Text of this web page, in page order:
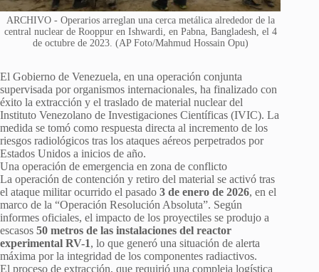
ARCHIVO - Operarios arreglan una cerca metálica alrededor de la
central nuclear de Rooppur en Ishwardi, en Pabna, Bangladesh, el 4
de octubre de 2023. (AP Foto/Mahmud Hossain Opu)
El Gobierno de Venezuela, en una operación conjunta
supervisada por organismos internacionales, ha finalizado con
éxito la extracción y el traslado de material nuclear del
Instituto Venezolano de Investigaciones Científicas (IVIC). La
medida se tomó como respuesta directa al incremento de los
riesgos radiológicos tras los ataques aéreos perpetrados por
Estados Unidos a inicios de año.
Una operación de emergencia en zona de conflicto
La operación de contención y retiro del material se activó tras
el ataque militar ocurrido el pasado 3 de enero de 2026, en el
marco de la “Operación Resolución Absoluta”. Según
informes oficiales, el impacto de los proyectiles se produjo a
escasos 50 metros de las instalaciones del reactor
experimental RV-1, lo que generó una situación de alerta
máxima por la integridad de los componentes radiactivos.
El proceso de extracción, que requirió una compleja logística